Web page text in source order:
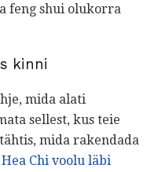
feng shui olukorra
kinni
mida alati
sellest, kus teie
mida rakendada
Hea Chi voolu läbi